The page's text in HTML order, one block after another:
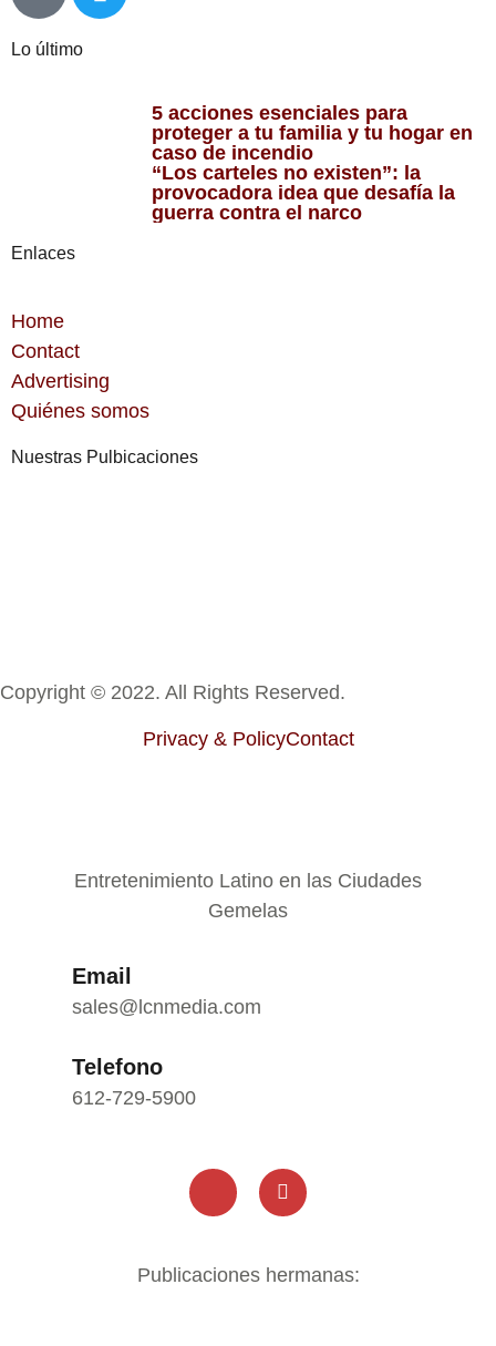
Lo último
5 acciones esenciales para
proteger a tu familia y tu hogar en
caso de incendio
“Los carteles no existen”: la
provocadora idea que desafía la
guerra contra el narco
Enlaces
Home
Contact
Advertising
Quiénes somos
Nuestras Pulbicaciones
Copyright © 2022. All Rights Reserved.
Privacy & PolicyContact
Entretenimiento Latino en las Ciudades
Gemelas
Email
sales@lcnmedia.com
Telefono
612-729-5900
Publicaciones hermanas: